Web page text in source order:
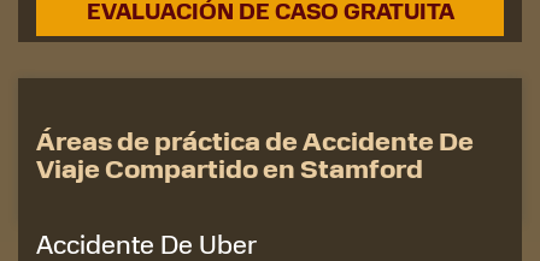
Áreas de práctica de Accidente De
Viaje Compartido en Stamford
Accidente De Uber